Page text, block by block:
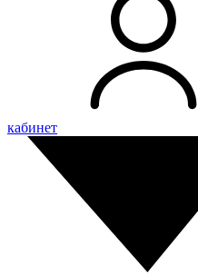
кабинет